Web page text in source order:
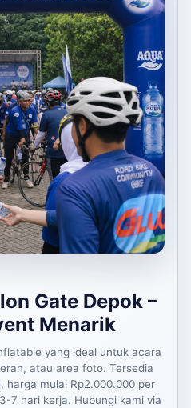
Gate Depok –
Menarik
yang ideal untuk acara
atau area foto. Tersedia
harga mulai Rp2.000.000 per
7 hari kerja. Hubungi kami via